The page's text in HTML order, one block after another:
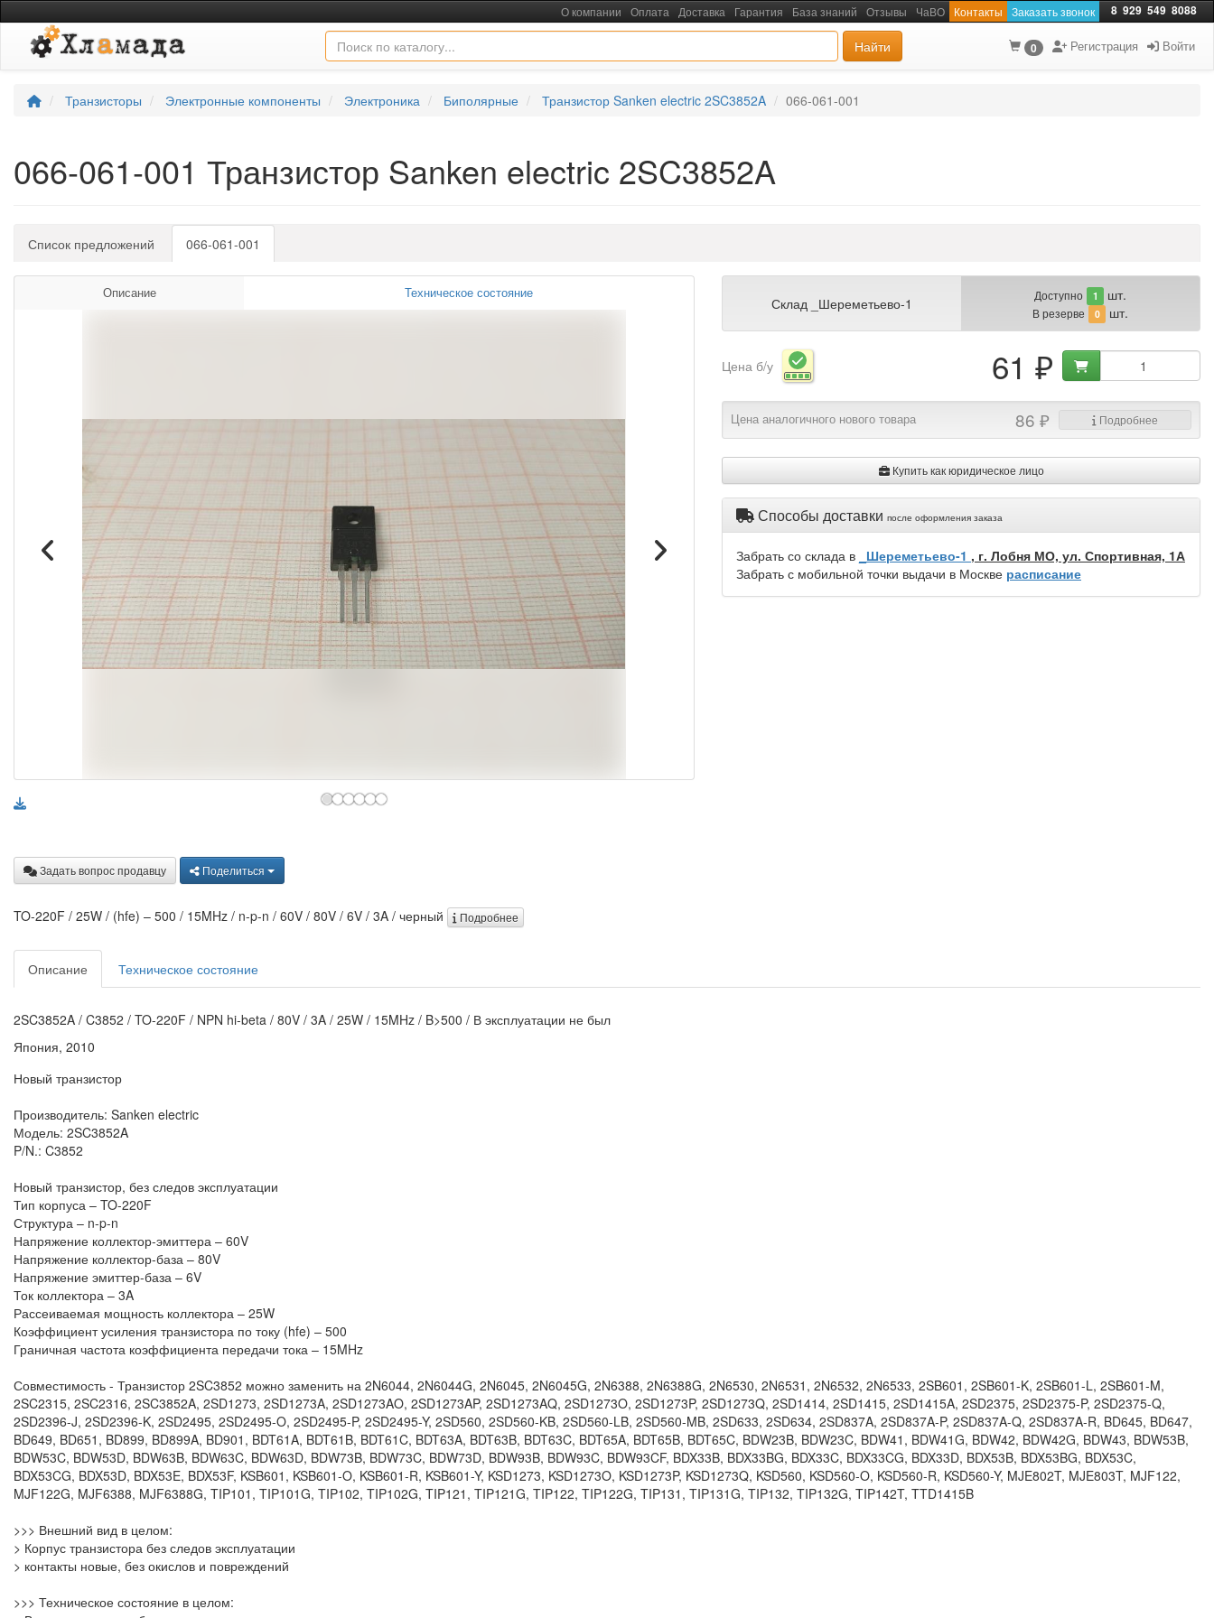
О компании Оплата Доставка Гарантия База знаний Отзывы ЧаВО Контакты Заказать звонок 8 929 549 8088
Найти 0 Регистрация Войти
Транзисторы Электронные компоненты Электроника Биполярные Транзистор Sanken electric 2SC3852A 066-061-001
066-061-001 Транзистор Sanken electric 2SC3852A
Список предложений 066-061-001
Описание Техническое состояние
Склад _Шереметьево-1 Доступно 1 шт.
В резерве 0 шт.
Цена б/у 61 ₽
Цена аналогичного нового товара 86 ₽ Подробнее
Купить как юридическое лицо
Способы доставки после оформления заказа
Забрать со склада в _Шереметьево-1 , г. Лобня МО, ул. Спортивная, 1А
Забрать с мобильной точки выдачи в Москве расписание
Задать вопрос продавцу Поделиться
TO-220F / 25W / (hfe) – 500 / 15MHz / n-p-n / 60V / 80V / 6V / 3A / черный Подробнее
Описание Техническое состояние
2SC3852A / C3852 / TO-220F / NPN hi-beta / 80V / 3A / 25W / 15MHz / B>500 / В эксплуатации не был
Япония, 2010
Новый транзистор
Производитель: Sanken electric
Модель: 2SC3852A
P/N.: C3852
Новый транзистор, без следов эксплуатации
Тип корпуса – TO-220F
Структура – n-p-n
Напряжение коллектор-эмиттера – 60V
Напряжение коллектор-база – 80V
Напряжение эмиттер-база – 6V
Ток коллектора – 3A
Рассеиваемая мощность коллектора – 25W
Коэффициент усиления транзистора по току (hfe) – 500
Граничная частота коэффициента передачи тока – 15MHz
Совместимость - Транзистор 2SC3852 можно заменить на 2N6044, 2N6044G, 2N6045, 2N6045G, 2N6388, 2N6388G, 2N6530, 2N6531, 2N6532, 2N6533, 2SB601, 2SB601-K, 2SB601-L, 2SB601-M,
2SC2315, 2SC2316, 2SC3852A, 2SD1273, 2SD1273A, 2SD1273AO, 2SD1273AP, 2SD1273AQ, 2SD1273O, 2SD1273P, 2SD1273Q, 2SD1414, 2SD1415, 2SD1415A, 2SD2375, 2SD2375-P, 2SD2375-Q,
2SD2396-J, 2SD2396-K, 2SD2495, 2SD2495-O, 2SD2495-P, 2SD2495-Y, 2SD560, 2SD560-KB, 2SD560-LB, 2SD560-MB, 2SD633, 2SD634, 2SD837A, 2SD837A-P, 2SD837A-Q, 2SD837A-R, BD645, BD647,
BD649, BD651, BD899, BD899A, BD901, BDT61A, BDT61B, BDT61C, BDT63A, BDT63B, BDT63C, BDT65A, BDT65B, BDT65C, BDW23B, BDW23C, BDW41, BDW41G, BDW42, BDW42G, BDW43, BDW53B,
BDW53C, BDW53D, BDW63B, BDW63C, BDW63D, BDW73B, BDW73C, BDW73D, BDW93B, BDW93C, BDW93CF, BDX33B, BDX33BG, BDX33C, BDX33CG, BDX33D, BDX53B, BDX53BG, BDX53C,
BDX53CG, BDX53D, BDX53E, BDX53F, KSB601, KSB601-O, KSB601-R, KSB601-Y, KSD1273, KSD1273O, KSD1273P, KSD1273Q, KSD560, KSD560-O, KSD560-R, KSD560-Y, MJE802T, MJE803T, MJF122,
MJF122G, MJF6388, MJF6388G, TIP101, TIP101G, TIP102, TIP102G, TIP121, TIP121G, TIP122, TIP122G, TIP131, TIP131G, TIP132, TIP132G, TIP142T, TTD1415B
>>> Внешний вид в целом:
> Корпус транзистора без следов эксплуатации
> контакты новые, без окислов и повреждений
>>> Техническое состояние в целом: